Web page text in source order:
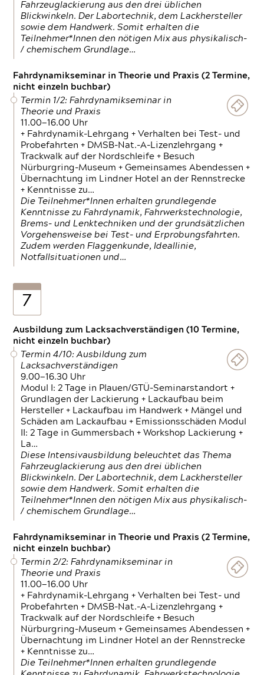
Fahrzeuglackierung aus den drei üblichen
Blickwinkeln. Der Labortechnik, dem Lackhersteller
sowie dem Handwerk. Somit erhalten die
Teilnehmer*Innen den nötigen Mix aus physikalisch-
/ chemischem Grundlage…
Fahrdynamikseminar in Theorie und Praxis (2 Termine,
nicht einzeln buchbar)
Termin 1/2: Fahrdynamikseminar in
Theorie und Praxis
11.00—16.00 Uhr
+ Fahrdynamik-Lehrgang + Verhalten bei Test- und
Probefahrten + DMSB-Nat.-A-Lizenzlehrgang +
Trackwalk auf der Nordschleife + Besuch
Nürburgring-Museum + Gemeinsames Abendessen +
Übernachtung im Lindner Hotel an der Rennstrecke
+ Kenntnisse zu…
Die Teilnehmer*Innen erhalten grundlegende
Kenntnisse zu Fahrdynamik, Fahrwerkstechnologie,
Brems- und Lenktechniken und der grundsätzlichen
Vorgehensweise bei Test- und Erprobungsfahrten.
Zudem werden Flaggenkunde, Ideallinie,
Notfallsituationen und…
7
Ausbildung zum Lacksachverständigen (10 Termine,
nicht einzeln buchbar)
Termin 4/10: Ausbildung zum
Lacksachverständigen
9.00—16.30 Uhr
Modul I: 2 Tage in Plauen/GTÜ-Seminarstandort +
Grundlagen der Lackierung + Lackaufbau beim
Hersteller + Lackaufbau im Handwerk + Mängel und
Schäden am Lackaufbau + Emissionsschäden Modul
II: 2 Tage in Gummersbach + Workshop Lackierung +
La…
Diese Intensivausbildung beleuchtet das Thema
Fahrzeuglackierung aus den drei üblichen
Blickwinkeln. Der Labortechnik, dem Lackhersteller
sowie dem Handwerk. Somit erhalten die
Teilnehmer*Innen den nötigen Mix aus physikalisch-
/ chemischem Grundlage…
Fahrdynamikseminar in Theorie und Praxis (2 Termine,
nicht einzeln buchbar)
Termin 2/2: Fahrdynamikseminar in
Theorie und Praxis
11.00—16.00 Uhr
+ Fahrdynamik-Lehrgang + Verhalten bei Test- und
Probefahrten + DMSB-Nat.-A-Lizenzlehrgang +
Trackwalk auf der Nordschleife + Besuch
Nürburgring-Museum + Gemeinsames Abendessen +
Übernachtung im Lindner Hotel an der Rennstrecke
+ Kenntnisse zu…
Die Teilnehmer*Innen erhalten grundlegende